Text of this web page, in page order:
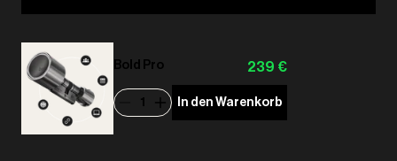
Bold Pro 239 €
1 In den Warenkorb